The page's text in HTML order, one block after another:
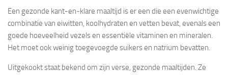
Een gezonde kant-en-klare maaltijd is er een die een evenwichtige
combinatie van eiwitten, koolhydraten en vetten bevat, evenals een
goede hoeveelheid vezels en essentiële vitaminen en mineralen.
Het moet ook weinig toegevoegde suikers en natrium bevatten.
Uitgekookt staat bekend om zijn verse, gezonde maaltijden. Ze